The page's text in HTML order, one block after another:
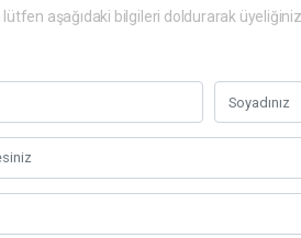
aşağıdaki bilgileri doldurarak